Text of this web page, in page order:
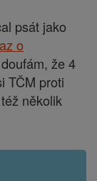
psát jako
o
že 4
TČM proti
několik